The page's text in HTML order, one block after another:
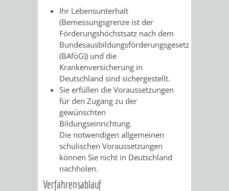
2022
STADTWEGWEISER
ÄMTER
&
BEHÖRDEN
EINRICHTUNGEN
IN
DER
VERKEHR
VERKEHRSINFORMATIONEN
BAHNVERKEHR
BUSVERKEHRRUFTAXI
Ihr Lebensunterhalt
(Bemessungsgrenze ist der
Förderungshöchstsatz nach dem
Bundesausbildungsförderungsgesetz
(BAföG)) und die
Krankenversicherung in
Deutschland sind sichergestellt.
Sie erfüllen die Voraussetzungen
für den Zugang zu der
gewünschten
Bildungseinrichtung.
Die notwendigen allgemeinen
schulischen Voraussetzungen
können Sie nicht in Deutschland
nachholen.
Verfahrensablauf